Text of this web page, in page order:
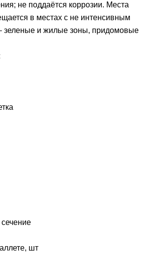
не поддаётся коррозии. Места
в местах с не интенсивным
зеленые и жилые зоны, придомовые
шт